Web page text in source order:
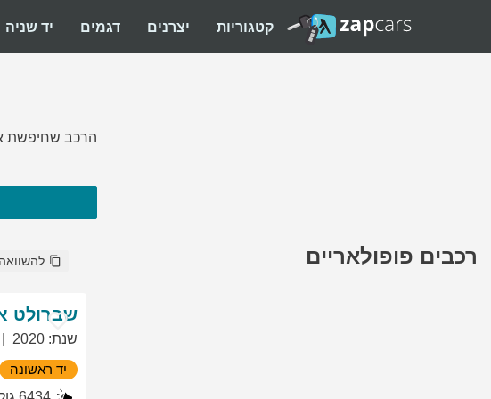
קטגוריות יצרנים דגמים יד שניה
הרכב שחיפשת
רכבים פופולאריים להשוואה
שברולט
שנת:
2020
יד ראשונה